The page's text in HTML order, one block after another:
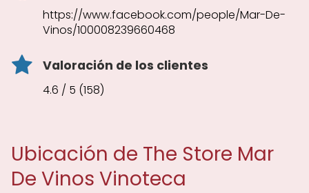
https://www.facebook.com/people/Mar-De-
Vinos/100008239660468
Valoración de los clientes
4.6 / 5 (158)
Ubicación de The Store Mar
De Vinos Vinoteca